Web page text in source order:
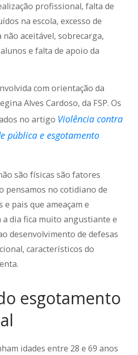
profissional, falta de
na escola, excesso de
aceitável, sobrecarga,
e falta de apoio da
com orientação da
Alves Cardoso, da FSP. Os
no artigo Violência contra
pública e esgotamento
são físicas são fatores
pensamos no cotidiano de
pais que ameaçam e
a dia fica muito angustiante e
desenvolvimento de defesas
característicos do
esgotamento
idades entre 28 e 69 anos